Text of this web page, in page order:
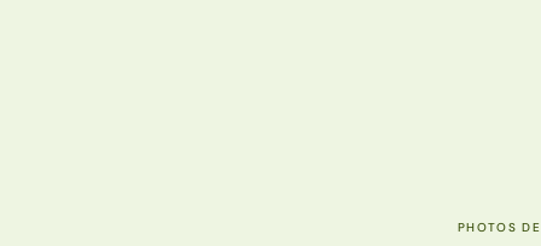
PHOTOS